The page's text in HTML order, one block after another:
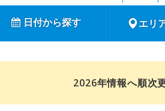
日付から探す エリ
2026年情報へ順次